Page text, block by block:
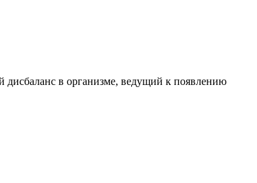
дисбаланс в организме, ведущий к появлению